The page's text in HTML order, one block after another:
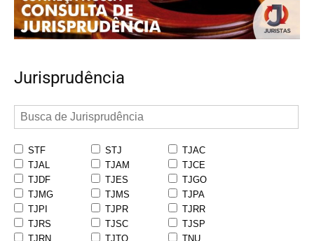
Jurisprudência
STF STJ
TJAC
TJAL
TJAM
TJCE
TJDF
TJES
TJGO
TJMG
TJMS
TJPA
TJPI
TJPR
TJRR
TJRS
TJSC
TJSP
TJRN
TJTO
TNU